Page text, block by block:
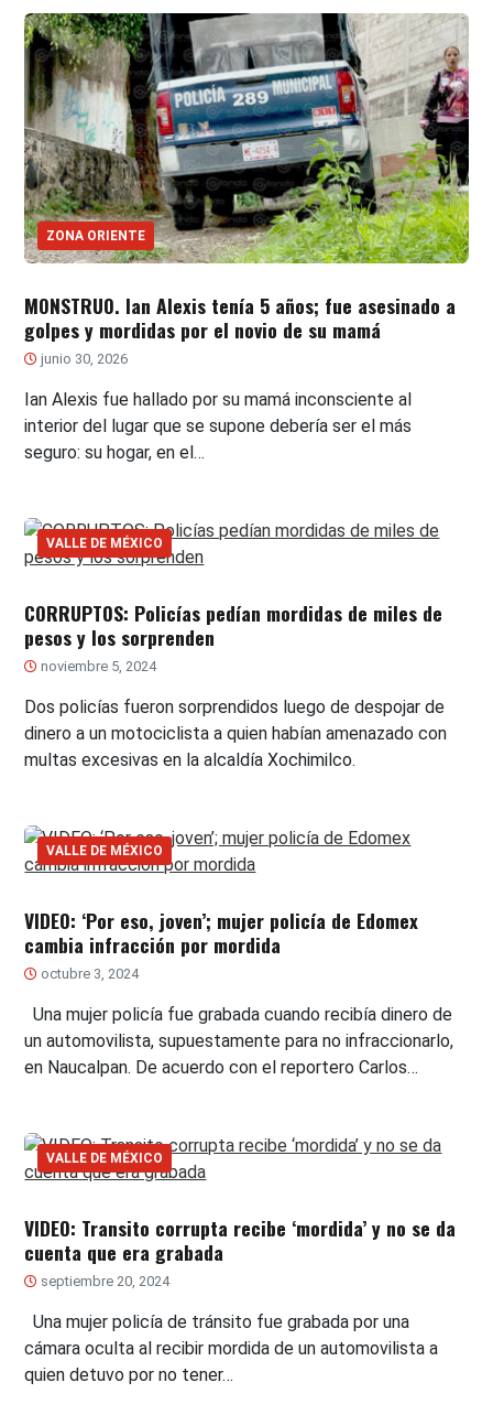
ZONA ORIENTE
MONSTRUO. Ian Alexis tenía 5 años; fue asesinado a
golpes y mordidas por el novio de su mamá
junio 30, 2026
Ian Alexis fue hallado por su mamá inconsciente al
interior del lugar que se supone debería ser el más
seguro: su hogar, en el…
VALLE DE MÉXICO
CORRUPTOS: Policías pedían mordidas de miles de
pesos y los sorprenden
noviembre 5, 2024
Dos policías fueron sorprendidos luego de despojar de
dinero a un motociclista a quien habían amenazado con
multas excesivas en la alcaldía Xochimilco.
VALLE DE MÉXICO
VIDEO: ‘Por eso, joven’; mujer policía de Edomex
cambia infracción por mordida
octubre 3, 2024
Una mujer policía fue grabada cuando recibía dinero de
un automovilista, supuestamente para no infraccionarlo,
en Naucalpan. De acuerdo con el reportero Carlos…
VALLE DE MÉXICO
VIDEO: Transito corrupta recibe ‘mordida’ y no se da
cuenta que era grabada
septiembre 20, 2024
Una mujer policía de tránsito fue grabada por una
cámara oculta al recibir mordida de un automovilista a
quien detuvo por no tener…